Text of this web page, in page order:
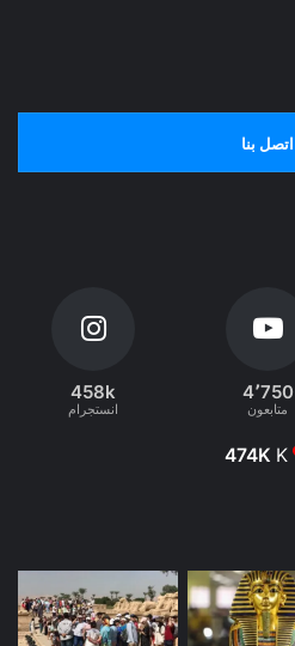
اتصل بنا
4٬750
متابعون
458k
انستجرام
474K K